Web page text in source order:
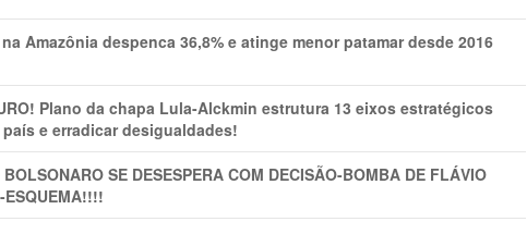
Amazônia despenca 36,8% e atinge menor patamar desde 2016
Plano da chapa Lula-Alckmin estrutura 13 eixos estratégicos
e erradicar desigualdades!
SE DESESPERA COM DECISÃO-BOMBA DE FLÁVIO
ESQUEMA!!!!